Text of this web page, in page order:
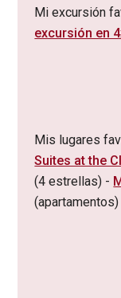
Mi excursión
excursión en
Mis lugares
Suites at the
(4 estrellas) -
(apartamentos)